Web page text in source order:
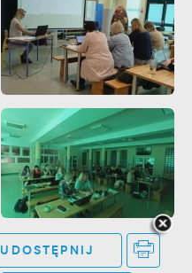
UDOSTĘPNIJ